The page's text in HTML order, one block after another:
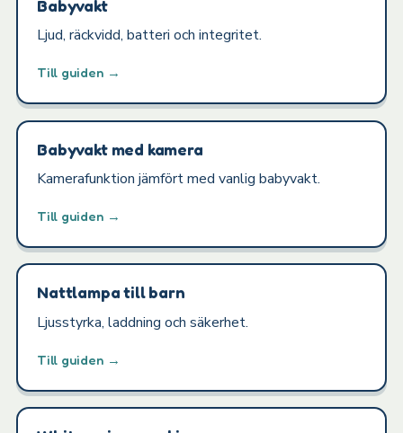
Babyvakt
Ljud, räckvidd, batteri och integritet.
Till guiden →
Babyvakt med kamera
Kamerafunktion jämfört med vanlig babyvakt.
Till guiden →
Nattlampa till barn
Ljusstyrka, laddning och säkerhet.
Till guiden →